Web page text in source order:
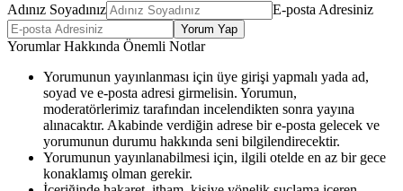
Adınız Soyadınız E-posta Adresiniz
Yorum Yap
Yorumlar Hakkında Önemli Notlar
Yorumunun yayınlanması için üye girişi yapmalı yada ad,
soyad ve e-posta adresi girmelisin. Yorumun,
moderatörlerimiz tarafından incelendikten sonra yayına
alınacaktır. Akabinde verdiğin adrese bir e-posta gelecek ve
yorumunun durumu hakkında seni bilgilendirecektir.
Yorumunun yayınlanabilmesi için, ilgili otelde en az bir gece
konaklamış olman gerekir.